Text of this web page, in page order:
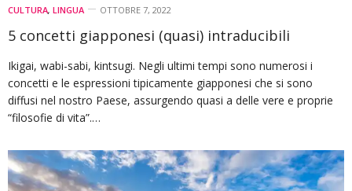
CULTURA, LINGUA OTTOBRE 7, 2022
5 concetti giapponesi (quasi) intraducibili
Ikigai, wabi-sabi, kintsugi. Negli ultimi tempi sono numerosi i
concetti e le espressioni tipicamente giapponesi che si sono
diffusi nel nostro Paese, assurgendo quasi a delle vere e proprie
“filosofie di vita”.…